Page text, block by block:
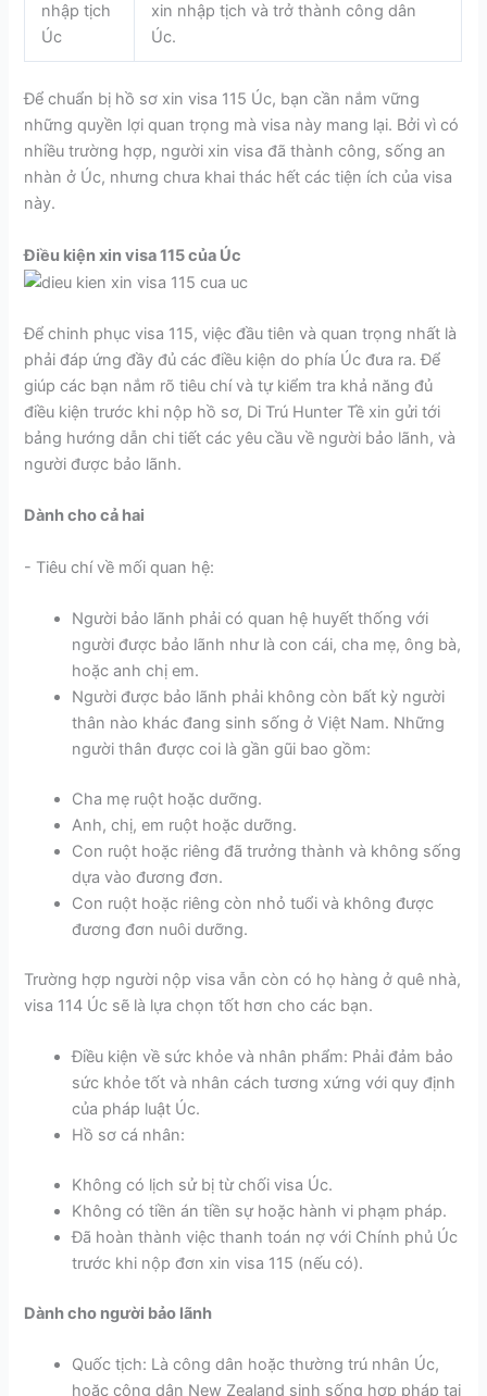
nhập tịch
Úc
xin nhập tịch và trở thành công dân
Úc.
Để chuẩn bị hồ sơ xin visa 115 Úc, bạn cần nắm vững
những quyền lợi quan trọng mà visa này mang lại. Bởi vì có
nhiều trường hợp, người xin visa đã thành công, sống an
nhàn ở Úc, nhưng chưa khai thác hết các tiện ích của visa
này.
Điều kiện xin visa 115 của Úc
Để chinh phục visa 115, việc đầu tiên và quan trọng nhất là
phải đáp ứng đầy đủ các điều kiện do phía Úc đưa ra. Để
giúp các bạn nắm rõ tiêu chí và tự kiểm tra khả năng đủ
điều kiện trước khi nộp hồ sơ, Di Trú Hunter Tề xin gửi tới
bảng hướng dẫn chi tiết các yêu cầu về người bảo lãnh, và
người được bảo lãnh.
Dành cho cả hai
- Tiêu chí về mối quan hệ:
Người bảo lãnh phải có quan hệ huyết thống với
người được bảo lãnh như là con cái, cha mẹ, ông bà,
hoặc anh chị em.
Người được bảo lãnh phải không còn bất kỳ người
thân nào khác đang sinh sống ở Việt Nam. Những
người thân được coi là gần gũi bao gồm:
Cha mẹ ruột hoặc dưỡng.
Anh, chị, em ruột hoặc dưỡng.
Con ruột hoặc riêng đã trưởng thành và không sống
dựa vào đương đơn.
Con ruột hoặc riêng còn nhỏ tuổi và không được
đương đơn nuôi dưỡng.
Trường hợp người nộp visa vẫn còn có họ hàng ở quê nhà,
visa 114 Úc sẽ là lựa chọn tốt hơn cho các bạn.
Điều kiện về sức khỏe và nhân phẩm: Phải đảm bảo
sức khỏe tốt và nhân cách tương xứng với quy định
của pháp luật Úc.
Hồ sơ cá nhân:
Không có lịch sử bị từ chối visa Úc.
Không có tiền án tiền sự hoặc hành vi phạm pháp.
Đã hoàn thành việc thanh toán nợ với Chính phủ Úc
trước khi nộp đơn xin visa 115 (nếu có).
Dành cho người bảo lãnh
Quốc tịch: Là công dân hoặc thường trú nhân Úc,
hoặc công dân New Zealand sinh sống hợp pháp tại